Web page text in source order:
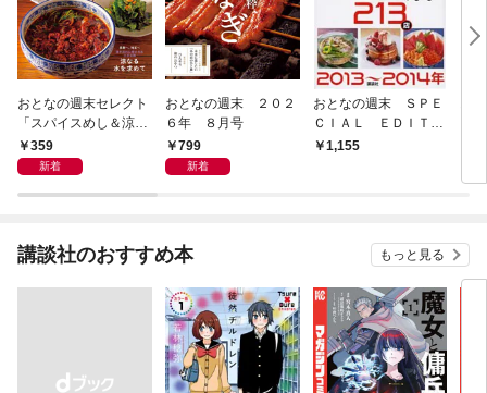
おとなの週末セレクト
「スパイスめし＆涼な
る水を求めて」〈２０
２６年７月号〉
359
新着
おとなの週末 ２０２
６年 ８月号
799
新着
おとなの週末 ＳＰＥ
ＣＩＡＬ ＥＤＩＴＩ
ＯＮ お値打ちの三つ
1,155
４年
講談社のおすすめ本 もっと見る